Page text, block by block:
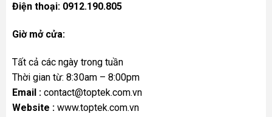
Điện thoại: 0912.190.805
Giờ mở cửa:
Tất cả các ngày trong tuần
Thời gian từ: 8:30am – 8:00pm
Email : contact@toptek.com.vn
Website : www.toptek.com.vn